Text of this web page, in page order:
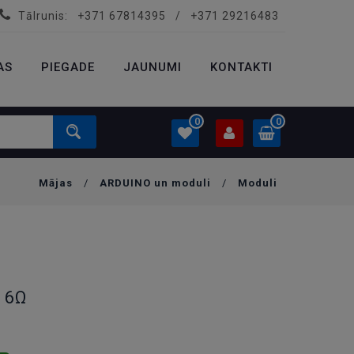
Tālrunis: +371 67814395 / +371 29216483
PIEGADE JAUNUMI KONTAKTI
0 0
Ielogoties
Mājas / ARDUINO un moduli / Moduli
6Ω